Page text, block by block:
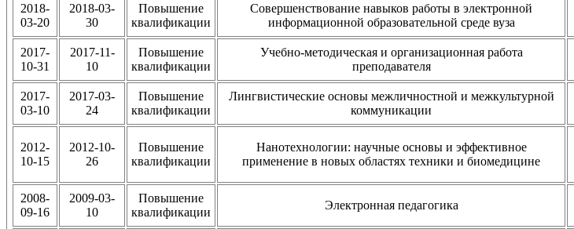
2018-
03-20
2018-03-
30
Повышение
квалификации
Совершенствование навыков работы в электронной
информационной образовательной среде вуза
2017-
10-31
2017-11-
10
Повышение
квалификации
Учебно-методическая и организационная работа
преподавателя
2017-
03-10
2017-03-
24
Повышение
квалификации
Лингвистические основы межличностной и межкультурной
коммуникации
2012-
10-15
2012-10-
26
Повышение
квалификации
Нанотехнологии: научные основы и эффективное
применение в новых областях техники и биомедицине
2008-
09-16
2009-03-
10
Повышение
квалификации
Электронная педагогика